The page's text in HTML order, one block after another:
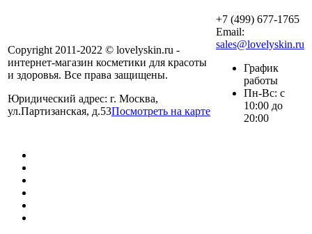
Copyright 2011-2022 © lovelyskin.ru -
интернет-магазин косметики для красоты
и здоровья. Все права защищены.
Юридический адрес: г. Москва,
ул.Партизанская, д.53Посмотреть на карте
+7 (499) 677-1765
Email:
sales@lovelyskin.ru
График
работы
Пн-Вс: с
10:00 до
20:00